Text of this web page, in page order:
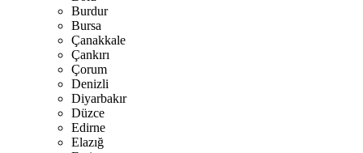
Burdur
Bursa
Çanakkale
Çankırı
Çorum
Denizli
Diyarbakır
Düzce
Edirne
Elazığ